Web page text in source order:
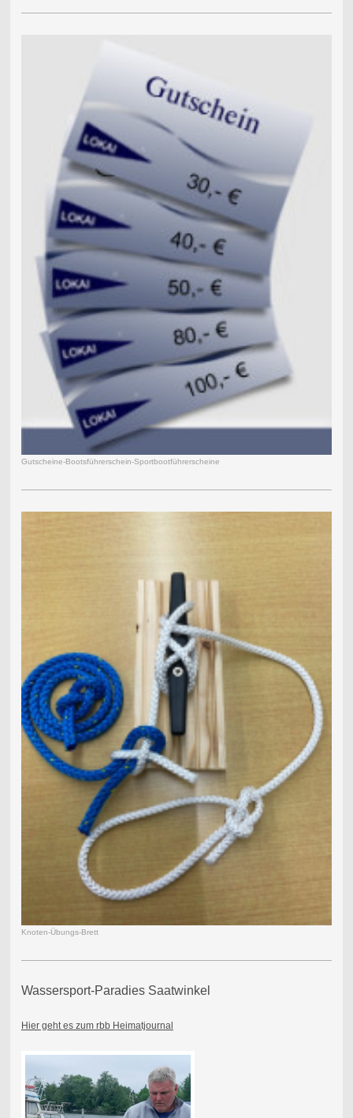
Gutscheine-Bootsführerschein-Sportbootführerscheine
Knoten-Übungs-Brett
Wassersport-Paradies Saatwinkel
Hier geht es zum rbb Heimatjournal